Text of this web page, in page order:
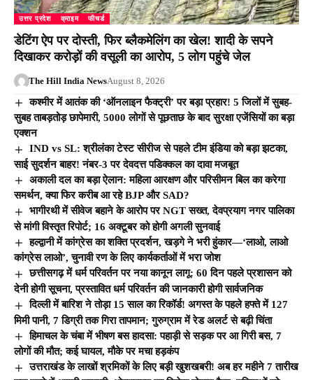
उत्तर प्रदेश क्राइम फीचर्ड
डेटिंग ऐप पर दोस्ती, फिर ब्लैकमेलिंग का खेल! शादी के सपने
दिखाकर करोड़ों की वसूली का आरोप, 5 लोग पहुंचे जेल
The Hill India NewsAugust 8, 2026
कश्मीर में आतंक की ‘ऑनलाइन फैक्ट्री’ पर बड़ा प्रहार! 5 जिलों में सुबह-
सुबह ताबड़तोड़ छापेमारी, 5000 लोगों से पूछताछ के बाद सुरक्षा एजेंसियों का बड़ा
एक्शन
IND vs SL: श्रीलंका टेस्ट सीरीज से पहले टीम इंडिया को बड़ा झटका,
साई सुदर्शन बाहर! नंबर-3 पर देवदत्त पडिक्कल का दावा मजबूत
अकाली दल का बड़ा ऐलान: महिला आरक्षण और परिसीमन बिल का करेगा
समर्थन, क्या फिर करीब आ रहे BJP और SAD?
भागीरथी में सीवेज बहाने के आरोप पर NGT सख्त, देवप्रयाग नगर पालिका
से मांगी विस्तृत रिपोर्ट; 16 अक्टूबर को होगी अगली सुनवाई
हल्द्वानी में कांग्रेस का शक्ति प्रदर्शन, खड़गे ने भरी हुंकार—‘लाओ, लाओ
कांग्रेस लाओ’, चुनावी रण के लिए कार्यकर्ताओं में भरा जोश
छत्तीसगढ़ में धर्म परिवर्तन पर नया कानून लागू: 60 दिन पहले प्रशासन को
देनी होगी सूचना, प्रस्तावित धर्म परिवर्तन की जानकारी होगी सार्वजनिक
दिल्ली में बारिश ने तोड़ा 15 साल का रिकॉर्ड! अगस्त के पहले हफ्ते में 127
मिमी पानी, 7 डिग्री तक गिरा तापमान; गुरुग्राम में रेड अलर्ट से बढ़ी चिंता
हिमाचल के चंबा में भीषण बस हादसा: पहाड़ी से सड़क पर आ गिरी बस, 7
लोगों की मौत; कई घायल, मौके पर मचा हड़कंप
उत्तराखंड के लाखों श्रमिकों के लिए बड़ी खुशखबरी! अब हर महीने 7 तारीख